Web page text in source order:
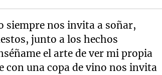
siempre nos invita a soñar,
junto a los hechos
el arte de ver mi propia
con una copa de vino nos invita